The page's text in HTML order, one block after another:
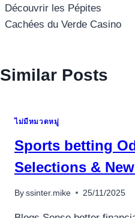
เรื่อง
Découvrir les Pépites
Cachées du Verde Casino
Similar Posts
ไม่มีหมวดหมู่
Sports betting
Selections &
By ssinter.mike 25/11/2025